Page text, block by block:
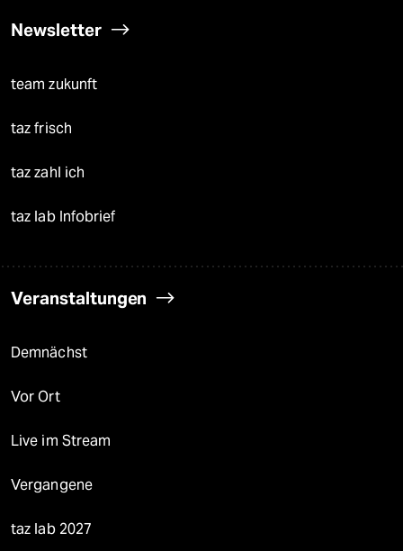
Newsletter
team zukunft
taz frisch
taz zahl ich
taz lab Infobrief
Veranstaltungen
Demnächst
Vor Ort
Live im Stream
Vergangene
taz lab 2027